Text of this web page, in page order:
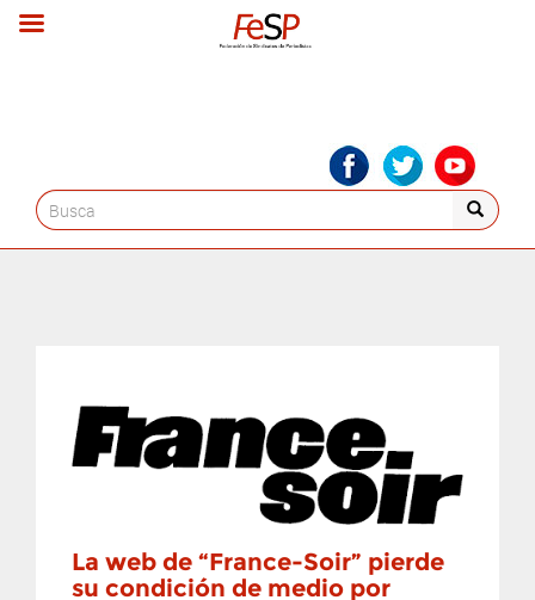
Search
for:
La web de “France-Soir” pierde
su condición de medio por